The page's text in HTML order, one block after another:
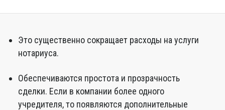
Это существенно сокращает расходы на услуги
нотариуса.
Обеспечиваются простота и прозрачность
сделки. Если в компании более одного
учредителя, то появляются дополнительные